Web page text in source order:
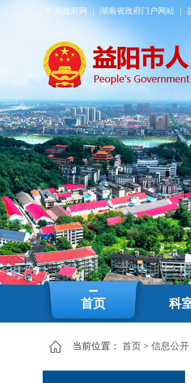
中国政府网 湖南省政府门户网站
首页 科
当前位置： 首页 > 信息公开